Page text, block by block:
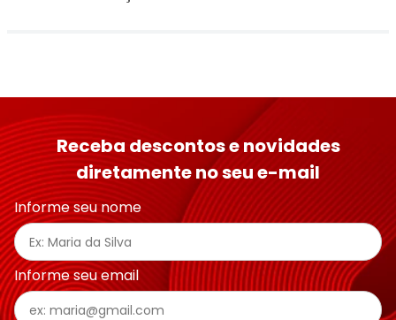
Receba descontos e novidades
diretamente no seu e-mail
Informe seu nome
Informe seu email